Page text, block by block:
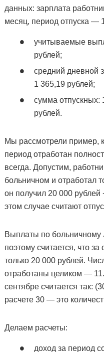
данных: зарплата
месяц, период отпуска —
учитываемые
рублей;
средний дневной
1 365,19 рублей;
сумма отпускных:
рублей.
Мы рассмотрели пример,
период отработан
всегда. Допустим,
больничном и отработал
он получил 20 000 рублей
этом случае считают
Выплаты по больничному
поэтому считается, что
только 20 000 рублей.
отработаны целиком —
сентябре считается так:
расчете 30 — это
Делаем расчеты:
доход за период